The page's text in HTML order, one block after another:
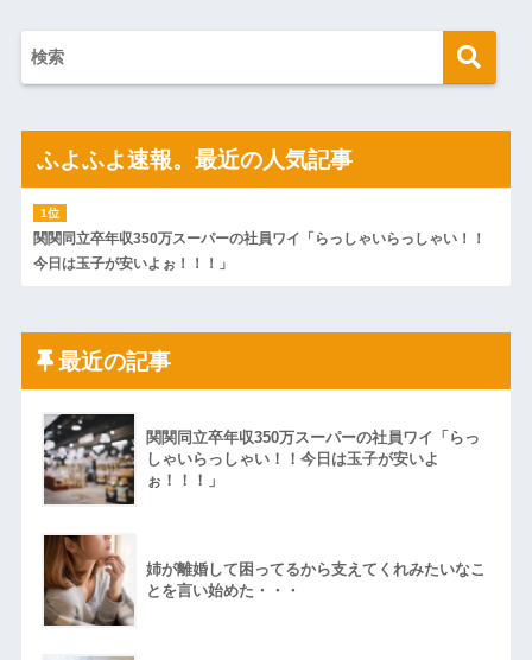
ふよふよ速報。最近の人気記事
関関同立卒年収350万スーパーの社員ワイ「らっしゃいらっしゃい！！
今日は玉子が安いよぉ！！！」
最近の記事
関関同立卒年収350万スーパーの社員ワイ「らっ
しゃいらっしゃい！！今日は玉子が安いよ
ぉ！！！」
姉が離婚して困ってるから支えてくれみたいなこ
とを言い始めた・・・